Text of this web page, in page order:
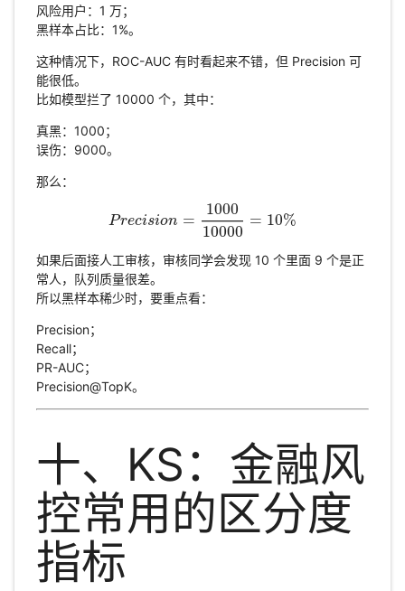
风险用户：1 万；
黑样本占比：1%。
这种情况下，ROC-AUC 有时看起来不错，但 Precision 可
能很低。
比如模型拦了 10000 个，其中：
真黑：1000；
误伤：9000。
那么：
Precision =
1000
10000
= 10%
Precision= 100010000=10%
如果后面接人工审核，审核同学会发现 10 个里面 9 个是正
常人，队列质量很差。
所以黑样本稀少时，要重点看：
Precision；
Recall；
PR-AUC；
Precision@TopK。
十、KS：金融风
控常用的区分度
指标